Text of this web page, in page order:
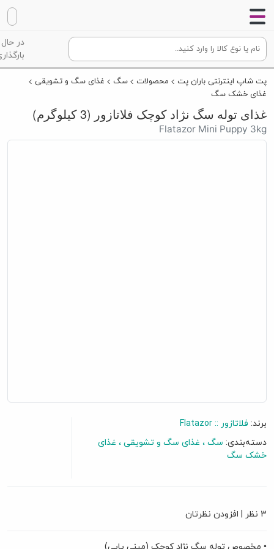
در حال
پت شاپ اینترنتی باران پت محصولات سگ
غذای سگ و تشویقی
غذای خشک سگ
غذای توله سگ نژاد کوچک فلاتازور (3 کیلوگرم)
Flatazor Mini Puppy 3kg
برند: فلاتازور :: Flatazor
دسته‌بندی: سگ غذای سگ و تشویقی
غذای
خشک سگ
3 نظر افزودن نظرتان
• مخصوص توله سگ نژاد کوچک (مینی پاپی)